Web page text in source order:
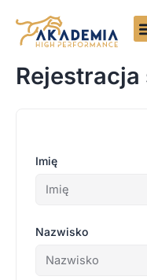
treści
Imię
Nazwisko